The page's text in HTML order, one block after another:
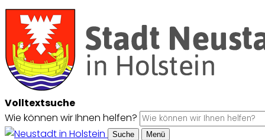
Volltextsuche
Wie können wir Ihnen helfen?
Suche
Menü